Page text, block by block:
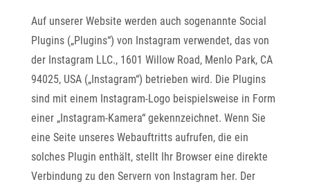
Auf unserer Website werden auch sogenannte Social
Plugins („Plugins“) von Instagram verwendet, das von
der Instagram LLC., 1601 Willow Road, Menlo Park, CA
94025, USA („Instagram“) betrieben wird. Die Plugins
sind mit einem Instagram-Logo beispielsweise in Form
einer „Instagram-Kamera“ gekennzeichnet. Wenn Sie
eine Seite unseres Webauftritts aufrufen, die ein
solches Plugin enthält, stellt Ihr Browser eine direkte
Verbindung zu den Servern von Instagram her. Der